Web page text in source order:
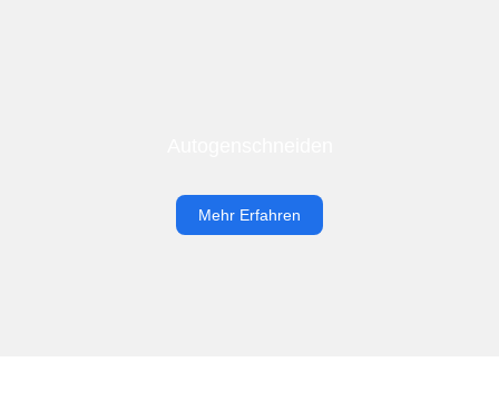
Mehr Erfahren